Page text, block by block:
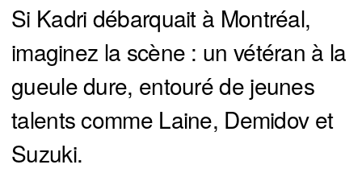
Si Kadri débarquait à Montréal,
imaginez la scène : un vétéran à la
gueule dure, entouré de jeunes
talents comme Laine, Demidov et
Suzuki.